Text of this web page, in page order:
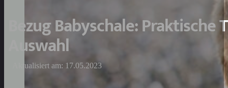
Bezug Babyschale:
Auswahl
Aktualisiert am: 17.05.2023